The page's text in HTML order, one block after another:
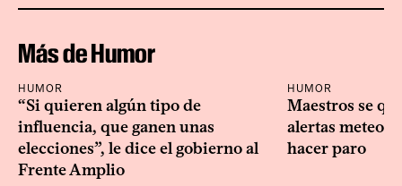
Más de Humor
HUMOR
“Si quieren algún tipo de
influencia, que ganen unas
elecciones”, le dice el gobierno al
Frente Amplio
HUMOR
Maestros se
alertas
hacer paro